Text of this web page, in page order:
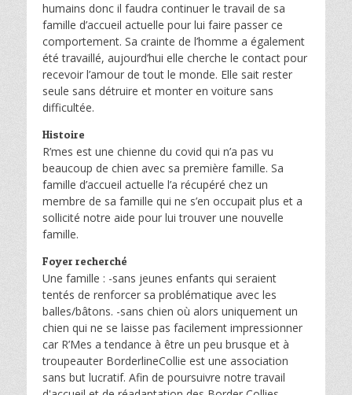
humains donc il faudra continuer le travail de sa
famille d’accueil actuelle pour lui faire passer ce
comportement. Sa crainte de l’homme a également
été travaillé, aujourd’hui elle cherche le contact pour
recevoir l’amour de tout le monde. Elle sait rester
seule sans détruire et monter en voiture sans
difficultée.
Histoire
R’mes est une chienne du covid qui n’a pas vu
beaucoup de chien avec sa première famille. Sa
famille d’accueil actuelle l’a récupéré chez un
membre de sa famille qui ne s’en occupait plus et a
sollicité notre aide pour lui trouver une nouvelle
famille.
Foyer recherché
Une famille : -sans jeunes enfants qui seraient
tentés de renforcer sa problématique avec les
balles/bâtons. -sans chien où alors uniquement un
chien qui ne se laisse pas facilement impressionner
car R’Mes a tendance à être un peu brusque et à
troupeauter BorderlineCollie est une association
sans but lucratif. Afin de poursuivre notre travail